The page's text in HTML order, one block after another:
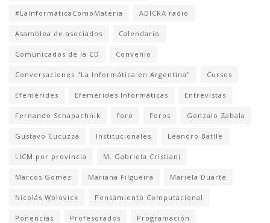
#LaInformáticaComoMateria ADICRA radio
Asamblea de asociados Calendario
Comunicados de la CD Convenio
Conversaciones "La Informática en Argentina" Cursos
Efemérides Efemérides Informáticas Entrevistas
Fernando Schapachnik foro Foros Gonzalo Zabala
Gustavo Cucuzza Institucionales Leandro Batlle
LICM por provincia M. Gabriela Cristiani
Marcos Gomez Mariana Filgueira Mariela Duarte
Nicolás Wolovick Pensamiento Computacional
Ponencias Profesorados Programación